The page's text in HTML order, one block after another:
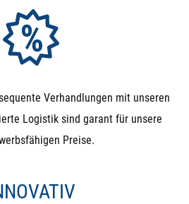
Verhandlungen mit unseren
Logistik sind garant für unsere
Preise.